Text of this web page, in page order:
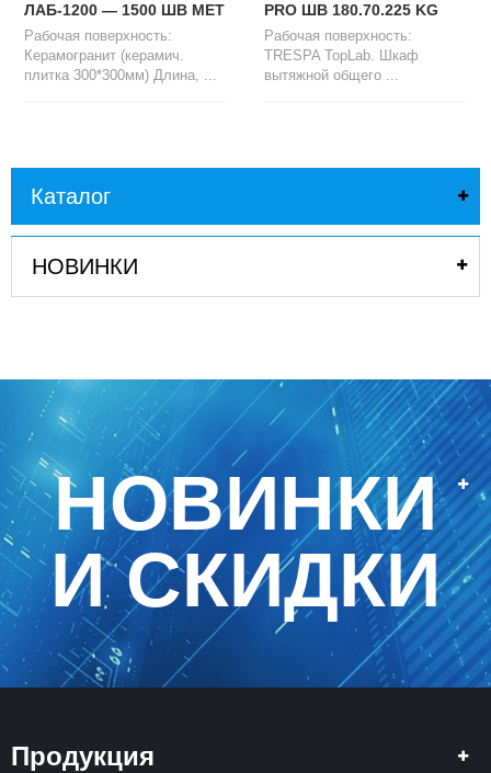
ЛАБ-1200 — 1500 ШВ МЕТ
Рабочая поверхность:
Керамогранит (керамич.
плитка 300*300мм) Длина, ...
PRO ШВ 180.70.225 KG
Рабочая поверхность:
TRESPA TopLab. Шкаф
вытяжной общего ...
Каталог
НОВИНКИ
НОВИНКИ
И СКИДКИ
Продукция